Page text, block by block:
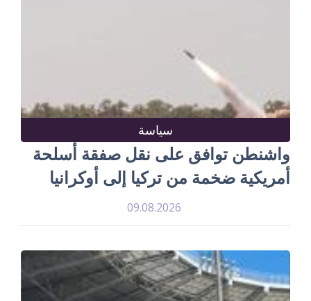
سياسة
واشنطن توافق على نقل صفقة أسلحة
أمريكية ضخمة من تركيا إلى أوكرانيا
09.08.2026